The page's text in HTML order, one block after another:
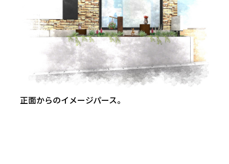
正面からのイメージパース。